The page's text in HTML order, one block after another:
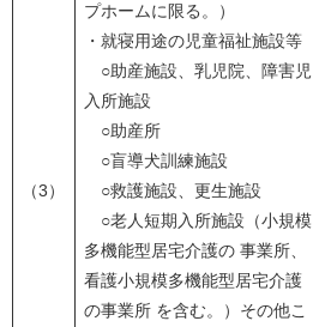
（3）
プホームに限る。）
・就寝用途の児童福祉施設等
○助産施設、乳児院、障害児
入所施設
○助産所
○盲導犬訓練施設
○救護施設、更生施設
○老人短期入所施設（小規模
多機能型居宅介護の 事業所、
看護小規模多機能型居宅介護
の事業所 を含む。）その他こ